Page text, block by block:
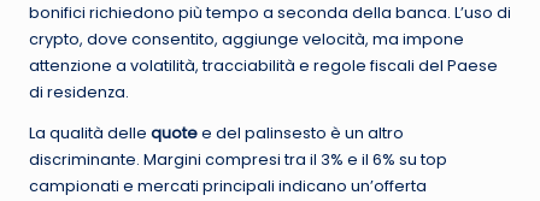
bonifici richiedono più tempo a seconda della banca. L’uso di
crypto, dove consentito, aggiunge velocità, ma impone
attenzione a volatilità, tracciabilità e regole fiscali del Paese
di residenza.
La qualità delle quotee del palinsesto è un altro
discriminante. Margini compresi tra il 3% e il 6% su top
campionati e mercati principali indicano un’offerta